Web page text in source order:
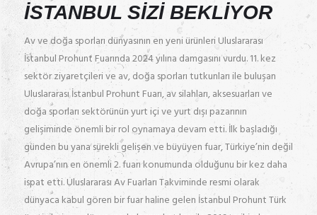
İSTANBUL SİZİ BEKLİYOR
Av ve doğa sporları dünyasının en yeni ürünleri Uluslararası
İstanbul Prohunt Fuarında 2024 yılına damgasını vurdu. 11. kez
sektör ziyaretçileri ve av, doğa sporları tutkunları ile buluşan
Uluslararası İstanbul Prohunt Fuarı, av silahları, aksesuarları ve
doğa sporları sektörünün yurt içi ve yurt dışı pazarının
gelişiminde önemli bir rol oynamaya devam etti. İlk başladığı
günden bu yana sürekli gelişen ve büyüyen fuar, Türkiye’nin değil
Avrupa’nın en önemli 2. fuarı konumunda olduğunu bir kez daha
ispat etti. Uluslararası Av Fuarları Takviminde resmi olarak
dünyaca kabul gören bir fuar haline gelen İstanbul Prohunt Türk